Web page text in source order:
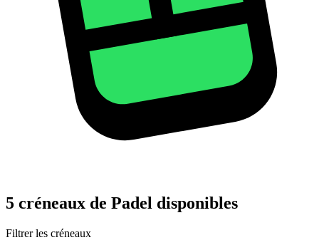
5 créneaux de Padel disponibles
Filtrer les créneaux